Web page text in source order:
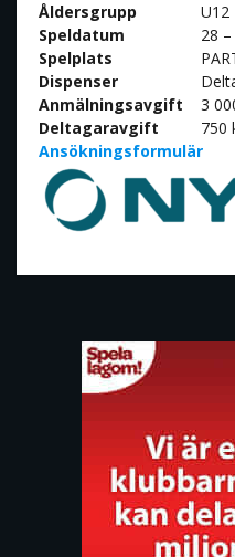
Åldersgrupp
U12
Speldatum
28
Spelplats
Dispenser
Anmälningsavgift
3
Deltagaravgift
750
Ansökningsformulär